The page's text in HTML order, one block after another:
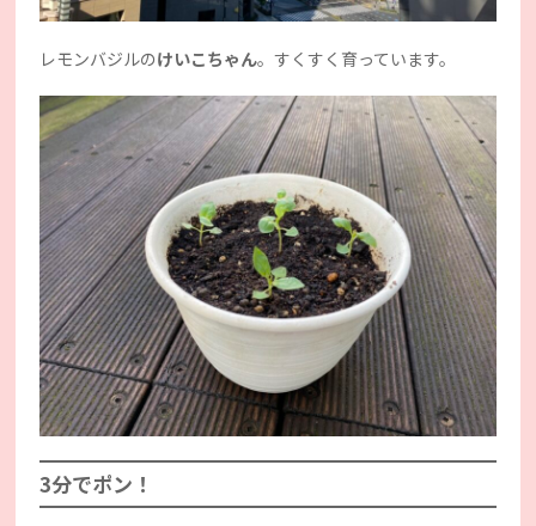
レモンバジルのけいこちゃん。すくすく育っています。
3分でポン！